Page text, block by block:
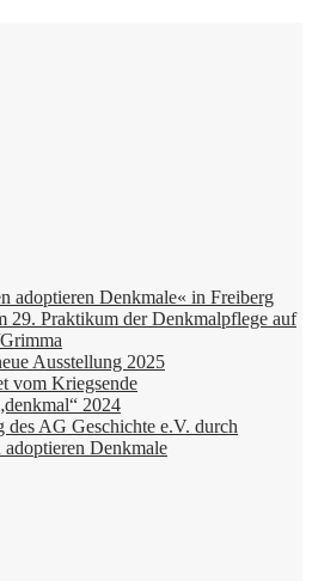
adoptieren Denkmale« in Freiberg
29. Praktikum der Denkmalpflege auf
Ausstellung 2025
vom Kriegsende
2024
des AG Geschichte e.V. durch
Denkmale